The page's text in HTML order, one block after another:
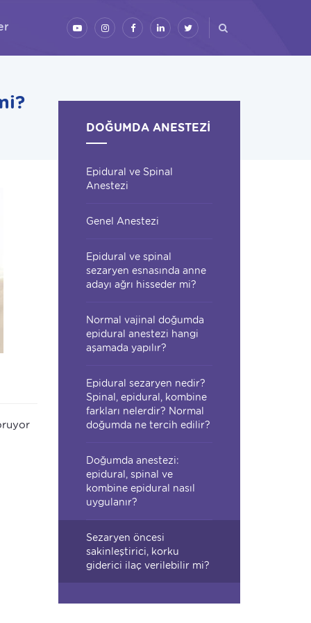
DOĞUMDA ANESTEZI
Epidural ve Spinal
Anestezi
Genel Anestezi
Epidural ve spinal
sezaryen esnasında anne
adayı ağrı hisseder mi?
Normal vajinal doğumda
epidural anestezi hangi
aşamada yapılır?
Epidural sezaryen nedir?
Spinal, epidural, kombine
farkları nelerdir? Normal
doğumda ne tercih edilir?
Doğumda anestezi:
epidural, spinal ve
kombine epidural nasıl
uygulanır?
Sezaryen öncesi
sakinleştirici, korku
giderici ilaç verilebilir mi?